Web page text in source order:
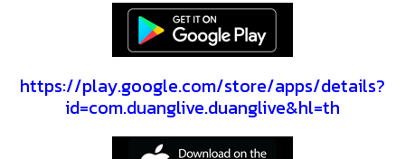
https://play.google.com/store/apps/details?
id=com.duanglive.duanglive&hl=th